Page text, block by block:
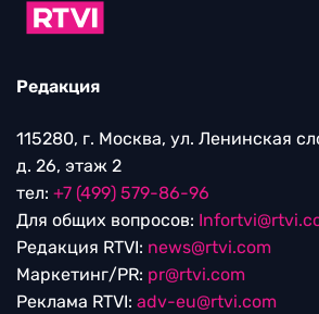
Редакция
115280, г. Москва, ул. Ленинская
д. 26, этаж 2
тел: +7 (499) 579-86-96
Для общих вопросов:
Редакция RTVI: news@rtvi.com
Маркетинг/PR: pr@rtvi.com
Реклама RTVI: adv-eu@rtvi.com